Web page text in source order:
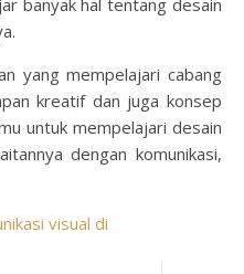
banyak hal tentang desain
yang mempelajari cabang
kreatif dan juga konsep
untuk mempelajari desain
dengan komunikasi,